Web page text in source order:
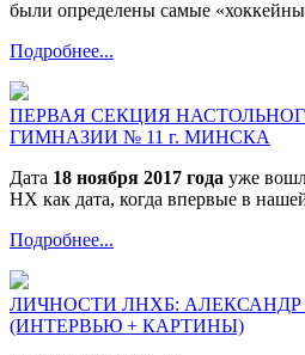
были определены самые
Подробнее...
ПЕРВАЯ СЕКЦИЯ
ГИМНАЗИИ № 11 г. МИНСКА
Дата 18 ноября 2017 года уже
НХ как дата, когда впервые в
Подробнее...
ЛИЧНОСТИ ЛНХБ:
(ИНТЕРВЬЮ + КАРТИНЫ)